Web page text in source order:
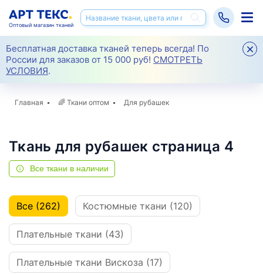
Бесплатная доставка тканей теперь всегда! По
России для заказов от 15 000 руб! СМОТРЕТЬ
УСЛОВИЯ.
Оптовый магазин тканей
Главная 🌈 Ткани оптом Для рубашек
Ткань для рубашек страница 4
Все ткани в наличии
Все (262) Костюмные ткани (120)
Плательные ткани (43)
Плательные ткани Вискоза (17)